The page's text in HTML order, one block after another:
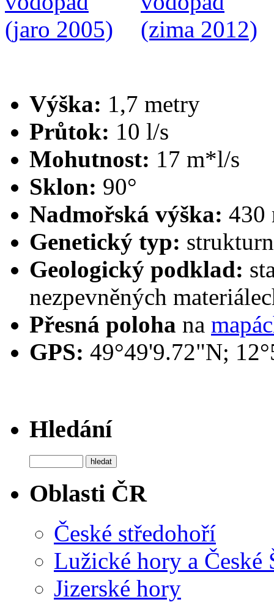
Výška: 1,7 metry
Průtok: 10 l/s
Mohutnost: 17 m*l/s
Sklon: 90°
Nadmořská výška: 430
Genetický typ:
Geologický podklad:
nezpevněných
Přesná poloha na
GPS: 49°49'9.72"N;
Hledání
Oblasti ČR
České středohoří
Lužické hory a České
Jizerské hory